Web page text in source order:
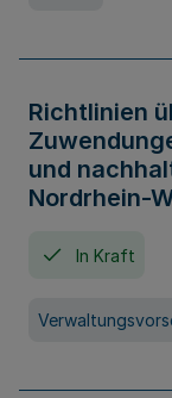
Richtlinien
und
Nordrhein-
In Kraft